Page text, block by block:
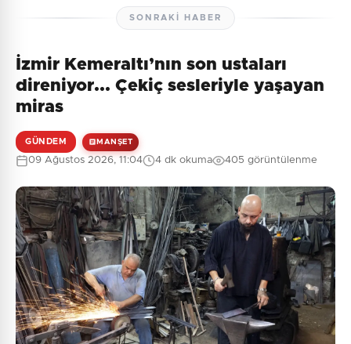
SONRAKI HABER
İzmir Kemeraltı’nın son ustaları
direniyor... Çekiç sesleriyle yaşayan
miras
GÜNDEM MANŞET
09 Ağustos 2026, 11:04 4 dk okuma 405 görüntülenme